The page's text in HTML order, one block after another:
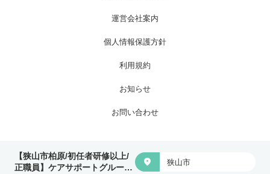
【狭山市柏原/初任者研修以上/
正職員】ケアサポートグループ
 狭山市
運営会社案内
個人情報保護方針
利用規約
お知らせ
お問い合わせ